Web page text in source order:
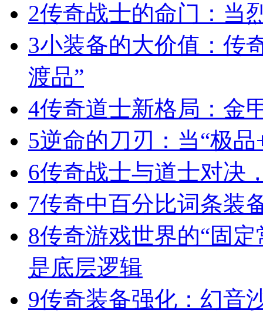
2传奇战士的命门：当
3小装备的大价值：传
渡品”
4传奇道士新格局：金
5逆命的刀刃：当“极
6传奇战士与道士对决
7传奇中百分比词条装
8传奇游戏世界的“固
是底层逻辑
9传奇装备强化：幻音